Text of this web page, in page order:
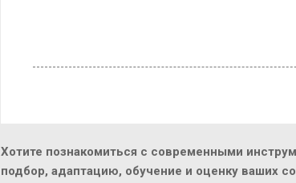
Хотите познакомиться с современными
подбор, адаптацию, обучение и оценку ваших